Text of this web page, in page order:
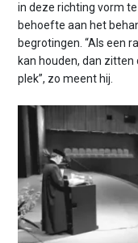
in deze richting vorm
behoefte aan het
begrotingen. “Als een
kan houden, dan
plek”, zo meent hij.